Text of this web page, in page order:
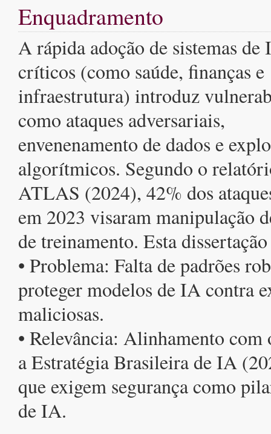
Enquadramento
A rápida adoção de sistemas de
críticos (como saúde, finanças e
infraestrutura) introduz
como ataques adversariais,
envenenamento de dados e
algorítmicos. Segundo o
ATLAS (2024), 42% dos
em 2023 visaram manipulação
de treinamento. Esta
• Problema: Falta de padrões
proteger modelos de IA contra
maliciosas.
• Relevância: Alinhamento
a Estratégia Brasileira de IA
que exigem segurança como
de IA.